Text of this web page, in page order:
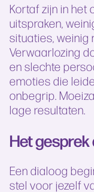
Kortaf zijn in het
uitspraken,
situaties, weinig
Verwaarlozing
en slechte
emoties die
onbegrip.
lage resultaten.
Het
Een dialoog
stel voor jezelf